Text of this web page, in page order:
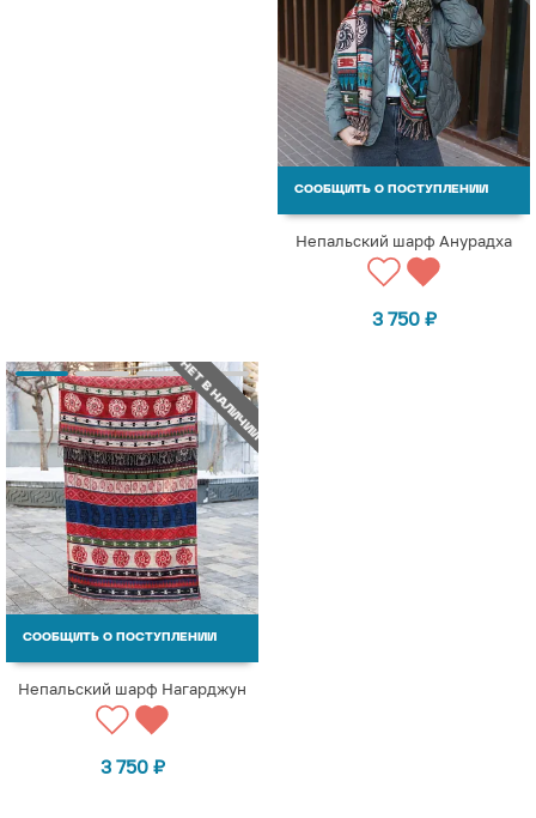
СООБЩИТЬ О ПОСТУПЛЕНИИ
Непальский шарф Анурадха
3 750 ₽
НЕТ В НАЛИЧИИ
СООБЩИТЬ О ПОСТУПЛЕНИИ
Непальский шарф Нагарджун
3 750 ₽